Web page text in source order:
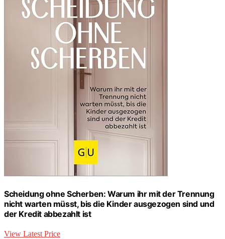
Scheidung ohne Scherben: Warum ihr mit der Trennung
nicht warten müsst, bis die Kinder ausgezogen sind und
der Kredit abbezahlt ist
View Latest Price